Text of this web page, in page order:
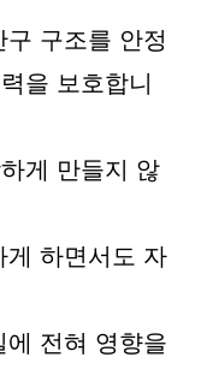
구조를 안정
을 보호합니
게 만들지 않
게 하면서도 자
전혀 영향을